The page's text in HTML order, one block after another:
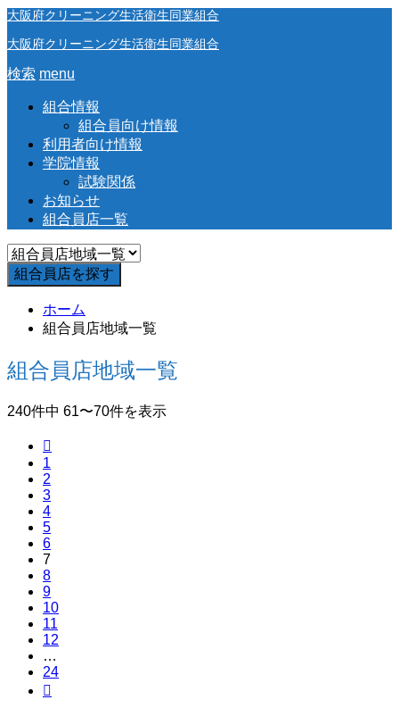
大阪府クリーニング生活衛生同業組合
大阪府クリーニング生活衛生同業組合
検索 menu
組合情報
組合員向け情報
利用者向け情報
学院情報
試験関係
お知らせ
組合員店一覧
ホーム
組合員店地域一覧
組合員店地域一覧
240件中 61〜70件を表示

1
2
3
4
5
6
7
8
9
10
11
12
…
24
